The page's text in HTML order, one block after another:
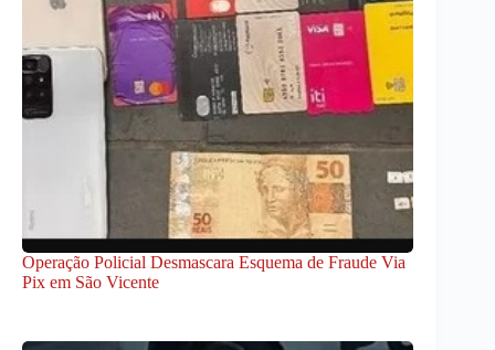
Operação Policial Desmascara Esquema de Fraude Via
Pix em São Vicente